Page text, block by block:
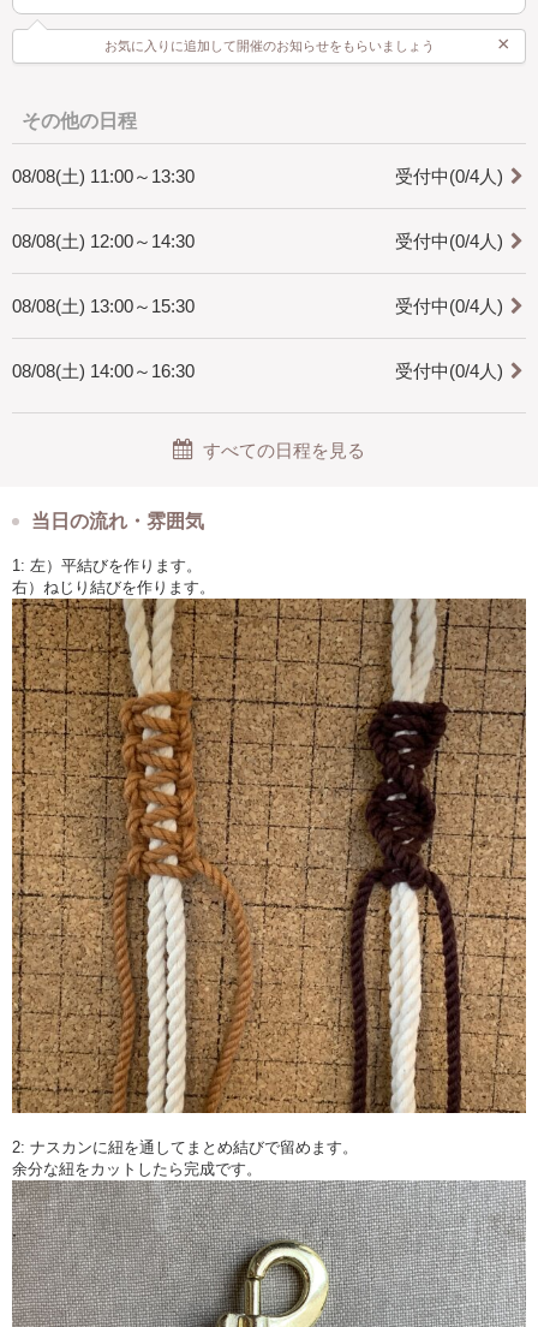
[是非知ってほしい]
・マクラメ編みは手で紐を結びデザインを作り出すことの出来る技法で
是非体験してみてください。
お気に入りに追加して開催のお知らせをもらいましょう ×
その他の日程
受付中(0/4人)
08/08(土) 11:00～13:30
受付中(0/4人)
08/08(土) 12:00～14:30
受付中(0/4人)
08/08(土) 13:00～15:30
受付中(0/4人)
08/08(土) 14:00～16:30
すべての日程を見る
当日の流れ・雰囲気
1: 左）平結びを作ります。
右）ねじり結びを作ります。
2: ナスカンに紐を通してまとめ結びで留めます。
余分な紐をカットしたら完成です。